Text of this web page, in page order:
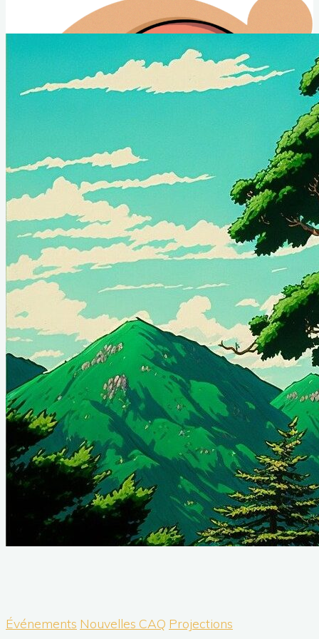
Club Animé Québec
Le club de culture japonaise de l'Université Laval
Événements
À propos
Conseil Administratif
Contact
Événements Nouvelles CAQ Projections